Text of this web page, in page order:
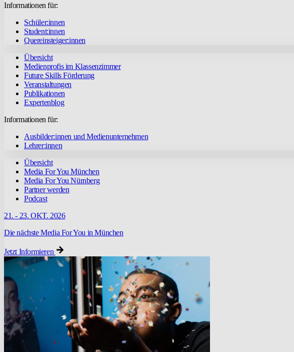
Informationen für:
Schüler:innen
Student:innen
Quereinsteiger:innen
Übersicht
Medienprofis im Klassenzimmer
Future Skills Förderung
Veranstaltungen
Publikationen
Expertenblog
Informationen für:
Ausbilder:innen und Medienunternehmen
Lehrer:innen
Übersicht
Media For You München
Media For You Nürnberg
Partner werden
Podcast
21. - 23. OKT. 2026
Die nächste Media For You in München
Jetzt Informieren